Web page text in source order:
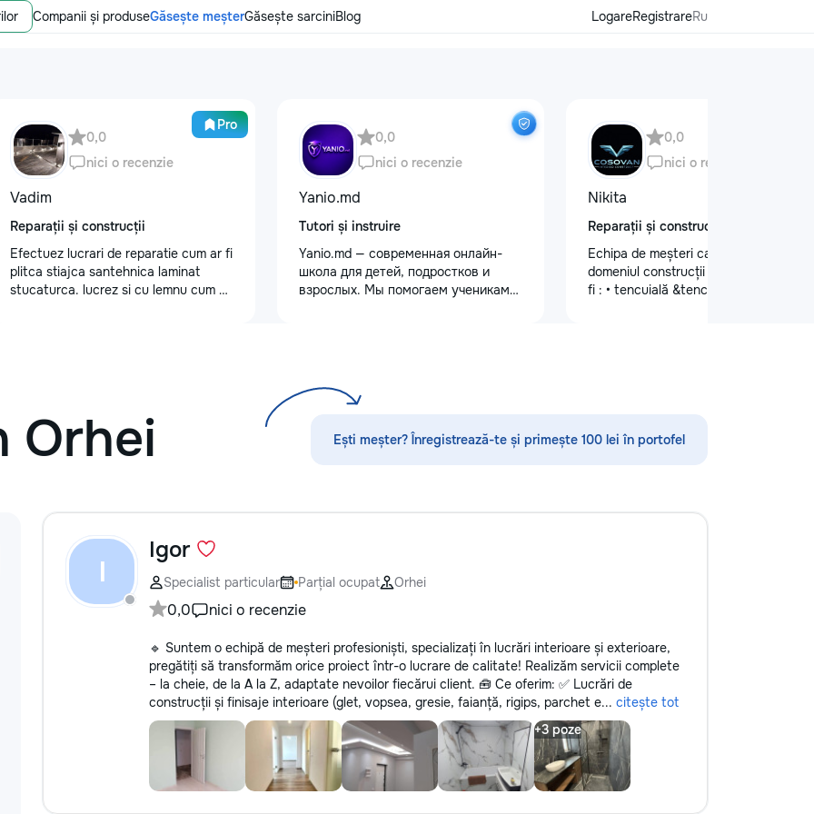
Companii și produseGăsește meșterGăsește sarciniBlog LogareRegistrareRu
Pro
0,0
nici o recenzie
Vadim
Reparații și construcții
Efectuez lucrari de reparatie cum ar fi
plitca stiajca santehnica laminat
stucaturca. lucrez si cu lemnu cum ar
0,0
nici o recenzie
Yanio.md
Tutori și instruire
Yanio.md — современная онлайн-
школа для детей, подростков и
взрослых. Мы помогаем ученикам
квалифицированные преподаватели
русскому языку, румынскому языку,
биологии, химии, географии и
уровня подготовки, целей и
Индивидуальные занятия и мини-
и поступлению ✔ Помощь по
школьной программе ✔ Обучение
взрослых ✔ Бесплатный пробный
урок
0,0
nici o recenzie
Nikita
Reparații și construcții
Echipa de meșteri calificați în
domeniul construcții și finisaje cum ar
fi : • tencuială &tencuială mecanizată
Orhei Ești meșter? Înregistrează-te și primește 100 lei în portofel
I
Igor
Specialist particular Parțial ocupat Orhei
0,0 nici o recenzie
🔹 Suntem o echipă de meșteri profesioniști, specializați în lucrări interioare și exterioare,
pregătiți să transformăm orice proiect într-o lucrare de calitate! Realizăm servicii complete
– la cheie, de la A la Z, adaptate nevoilor fiecărui client. 🧰 Ce oferim: ✅ Lucrări de
construcții și finisaje interioare (glet, vopsea, gresie, faianță, rigips, parchet e... citește tot